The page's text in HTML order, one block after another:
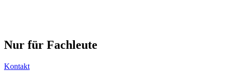
Nur für Fachleute
Kontakt